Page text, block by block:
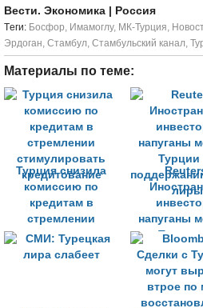
Вести. Экономика
| Россия
Tеги: Босфор, Имамоглу, МК-Турция,
Эрдоган, Стамбул, Стамбульский канал,
Материалы по теме:
Турция снизила
комиссию по
кредитам в
стремлении
стимулировать
кредитование
напуганы
Турции
лиры